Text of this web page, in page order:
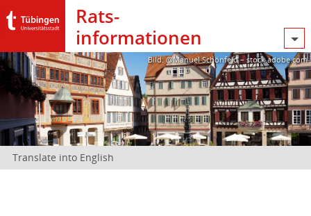
Rats­
informationen
Bild: @Manuel Schönfeld – stock.adobe.com
Translate into English